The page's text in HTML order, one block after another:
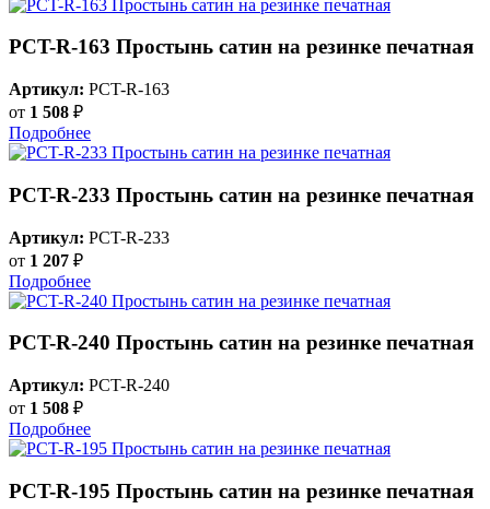
PCT-R-163 Простынь сатин на резинке печатная
Артикул: PCT-R-163
от 1 508 ₽
Подробнее
PCT-R-233 Простынь сатин на резинке печатная
Артикул: PCT-R-233
от 1 207 ₽
Подробнее
PCT-R-240 Простынь сатин на резинке печатная
Артикул: PCT-R-240
от 1 508 ₽
Подробнее
PCT-R-195 Простынь сатин на резинке печатная